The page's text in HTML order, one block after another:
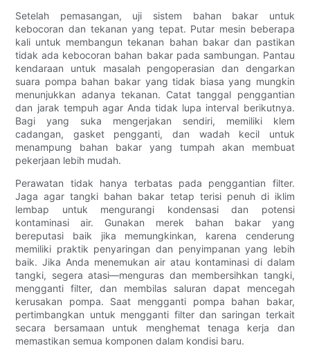
Setelah pemasangan, uji sistem bahan bakar untuk
kebocoran dan tekanan yang tepat. Putar mesin beberapa
kali untuk membangun tekanan bahan bakar dan pastikan
tidak ada kebocoran bahan bakar pada sambungan. Pantau
kendaraan untuk masalah pengoperasian dan dengarkan
suara pompa bahan bakar yang tidak biasa yang mungkin
menunjukkan adanya tekanan. Catat tanggal penggantian
dan jarak tempuh agar Anda tidak lupa interval berikutnya.
Bagi yang suka mengerjakan sendiri, memiliki klem
cadangan, gasket pengganti, dan wadah kecil untuk
menampung bahan bakar yang tumpah akan membuat
pekerjaan lebih mudah.
Perawatan tidak hanya terbatas pada penggantian filter.
Jaga agar tangki bahan bakar tetap terisi penuh di iklim
lembap untuk mengurangi kondensasi dan potensi
kontaminasi air. Gunakan merek bahan bakar yang
bereputasi baik jika memungkinkan, karena cenderung
memiliki praktik penyaringan dan penyimpanan yang lebih
baik. Jika Anda menemukan air atau kontaminasi di dalam
tangki, segera atasi—menguras dan membersihkan tangki,
mengganti filter, dan membilas saluran dapat mencegah
kerusakan pompa. Saat mengganti pompa bahan bakar,
pertimbangkan untuk mengganti filter dan saringan terkait
secara bersamaan untuk menghemat tenaga kerja dan
memastikan semua komponen dalam kondisi baru.